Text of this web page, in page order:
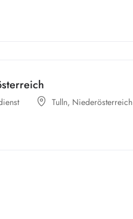
Tulln, Niederösterreich